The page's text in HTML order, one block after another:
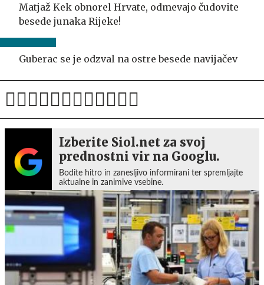
Matjaž Kek obnorel Hrvate, odmevajo čudovite
besede junaka Rijeke!
Guberac se je odzval na ostre besede navijačev
Izberite Siol.net za svoj
prednostni vir na Googlu.
Bodite hitro in zanesljivo informirani ter spremljajte
aktualne in zanimive vsebine.